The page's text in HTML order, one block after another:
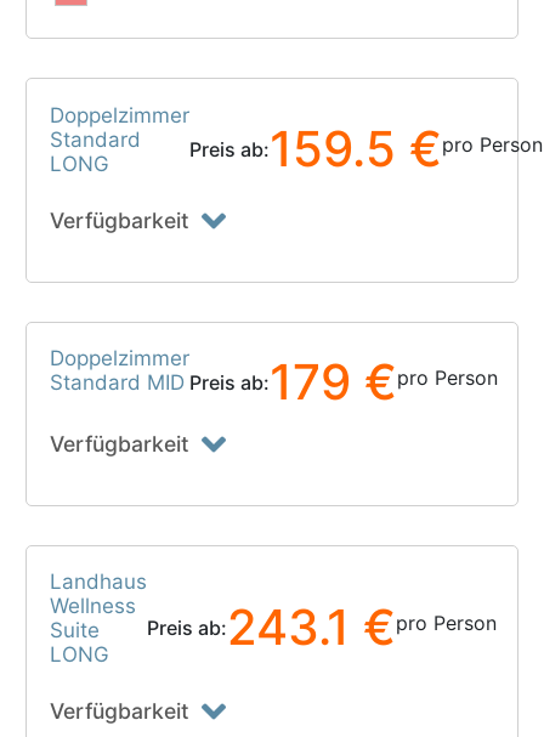
Doppelzimmer
Standard
LONG
Preis ab:159.5 €pro Person
Verfügbarkeit
Doppelzimmer
Standard MID Preis ab:179 €pro Person
Verfügbarkeit
Landhaus
Wellness
Suite
LONG
Preis ab:243.1 €pro Person
Verfügbarkeit